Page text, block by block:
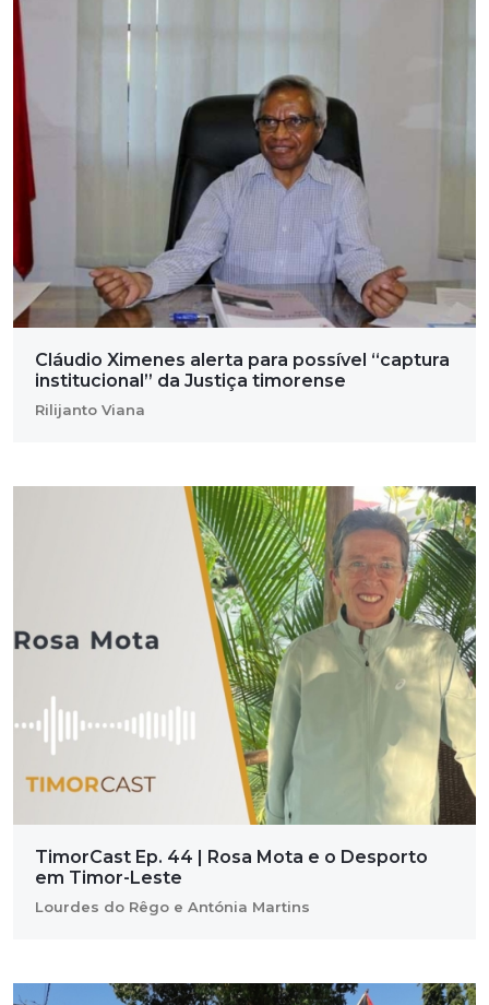
Cláudio Ximenes alerta para possível “captura
institucional” da Justiça timorense
Rilijanto Viana
TimorCast Ep. 44 | Rosa Mota e o Desporto
em Timor-Leste
Lourdes do Rêgo e Antónia Martins